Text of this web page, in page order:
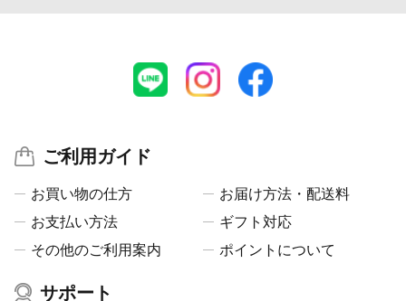
ご利用ガイド
お買い物の仕方
お届け方法・配送料
お支払い方法
ギフト対応
その他のご利用案内
ポイントについて
サポート